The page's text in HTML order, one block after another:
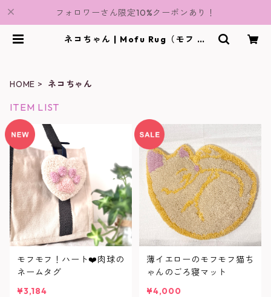
フォロワーさん限定10%クーポンあり！
ネコちゃん | Mofu Rug（モフ ラ
HOME ネコちゃん
ITEM LIST
モフモフ！ハート❤️肉球の
ネームタグ
¥3,184
薄イエローのモフモフ猫ち
ゃんのごろ寝マット
¥4,000